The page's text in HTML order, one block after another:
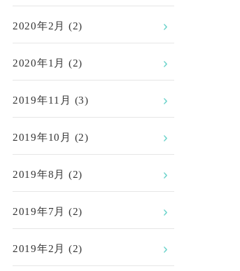
2020年2月 (2)
2020年1月 (2)
2019年11月 (3)
2019年10月 (2)
2019年8月 (2)
2019年7月 (2)
2019年2月 (2)